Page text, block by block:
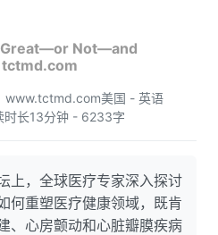
Great—or Not—and
www.tctmd.com美国 - 英语
长13分钟 - 6233字
上，全球医疗专家深入探讨
何重塑医疗健康领域，既肯
、心房颤动和心脏瓣膜疾病